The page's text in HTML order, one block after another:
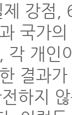
제 강점,
국가
각 개인
결과
하지